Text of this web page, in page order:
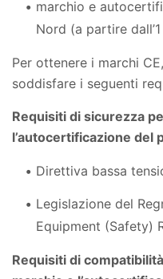
marchio e
Nord (a partire
Per ottenere i marchi
soddisfare i seguenti
Requisiti di sicurezza
l’autocertificazione del
Direttiva bassa
Legislazione del
Equipment (Safety)
Requisiti di